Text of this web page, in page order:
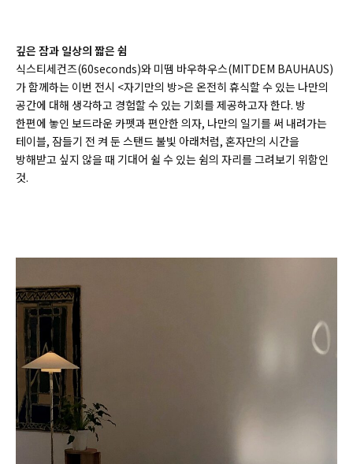
깊은 잠과 일상의 짧은 쉼
식스티세컨즈(60seconds)와 미뗌 바우하우스(MITDEM BAUHAUS)
가 함께하는 이번 전시 <자기만의 방>은 온전히 휴식할 수 있는 나만의
공간에 대해 생각하고 경험할 수 있는 기회를 제공하고자 한다. 방
한편에 놓인 보드라운 카펫과 편안한 의자, 나만의 일기를 써 내려가는
테이블, 잠들기 전 켜 둔 스탠드 불빛 아래처럼, 혼자만의 시간을
방해받고 싶지 않을 때 기대어 쉴 수 있는 쉼의 자리를 그려보기 위함인
것.